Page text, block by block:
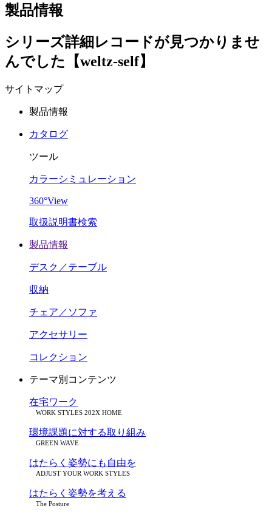
製品情報
シリーズ詳細レコードが見つかりませ
んでした【weltz-self】
サイトマップ
製品情報
カタログ
ツール
カラーシミュレーション
360°View
取扱説明書検索
製品情報
デスク／テーブル
収納
チェア／ソファ
アクセサリー
コレクション
テーマ別コンテンツ
在宅ワーク
WORK STYLES 202X HOME
環境課題に対する取り組み
GREEN WAVE
はたらく姿勢にも自由を
ADJUST YOUR WORK STYLES
はたらく姿勢を考える
The Posture